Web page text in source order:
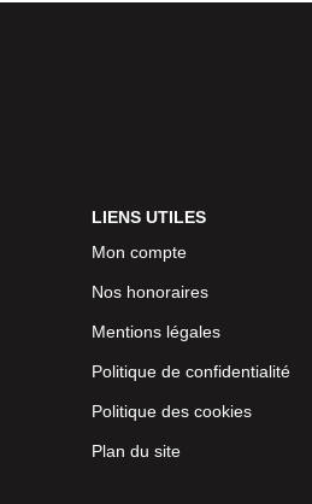
LIENS UTILES
Mon compte
Nos honoraires
Mentions légales
Politique de confidentialité
Politique des cookies
Plan du site